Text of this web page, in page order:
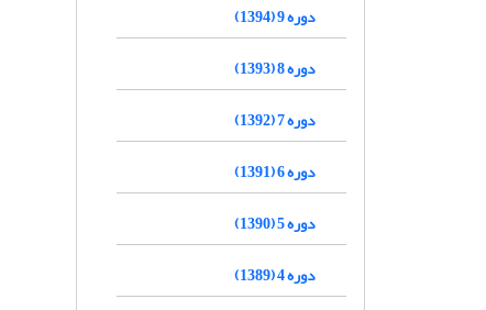
دوره 9 (1394)
دوره 8 (1393)
دوره 7 (1392)
دوره 6 (1391)
دوره 5 (1390)
دوره 4 (1389)